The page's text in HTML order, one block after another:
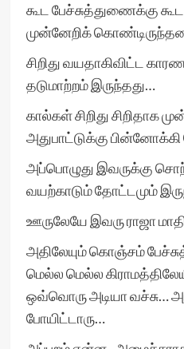
கூட பேச்சுத்துணைக்கு
முன்னேறிக்
சிறிது வயதாகிவிட்ட
தடுமாற்றம் இருந்தது…
கால்கள் சிறிது சிறிதாக
அதுபாட்டுக்கு
அப்பொழுது இவருக்கு
வயற்காடும் தோட்டமும்
ஊருலேயே இவரு ராஜா
அதிலேயும் கொஞ்சம்
மெல்ல மெல்ல
ஒவ்வொரு அடியா வச்சு…
போயிட்டாரு…